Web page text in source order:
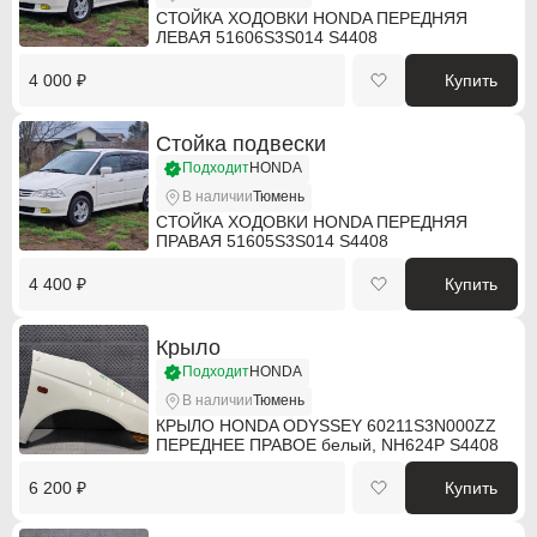
СТОЙКА ХОДОВКИ HONDA ПЕРЕДНЯЯ
ЛЕВАЯ 51606S3S014 S4408
4 000 ₽ Купить
Стойка подвески
В наличииТюмень
ПодходитHONDA
СТОЙКА ХОДОВКИ HONDA ПЕРЕДНЯЯ
ПРАВАЯ 51605S3S014 S4408
4 400 ₽ Купить
Крыло
В наличииТюмень
ПодходитHONDA
КРЫЛО HONDA ODYSSEY 60211S3N000ZZ
ПЕРЕДНЕЕ ПРАВОЕ белый, NH624P S4408
6 200 ₽ Купить
Hummer
Infiniti
Isuzu
Jaguar
Lancia
Land Rover
Lexus
Hummer
Infiniti
Isuzu
Jaguar
Lancia
Land Rover
Lexus